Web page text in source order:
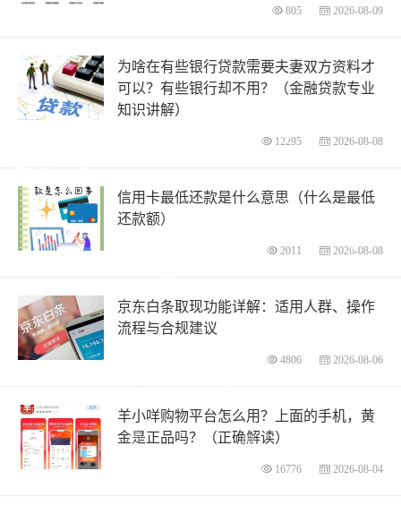
805 2026-08-09
为啥在有些银行贷款需要夫妻双方资料才
可以？有些银行却不用？（金融贷款专业
知识讲解）
12295 2026-08-08
信用卡最低还款是什么意思（什么是最低
还款额）
2011 2026-08-08
京东白条取现功能详解：适用人群、操作
流程与合规建议
4806 2026-08-06
羊小咩购物平台怎么用？上面的手机，黄
金是正品吗？（正确解读）
16776 2026-08-04